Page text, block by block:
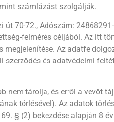
számlázást szolgálják.
70-72., Adószám:
felmérés céljából. Az itt
megjelenítése. Az
és adatvédelmi
nem tárolja, és erről a vevőt
törlésével). Az adatok
§ (2) bekezdése alapján 8